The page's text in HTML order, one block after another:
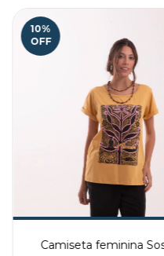
10%
OFF
Camiseta feminina